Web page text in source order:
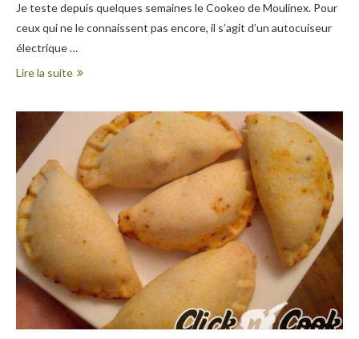
Je teste depuis quelques semaines le Cookeo de Moulinex. Pour
ceux qui ne le connaissent pas encore, il s’agit d’un autocuiseur
électrique …
Lire la suite